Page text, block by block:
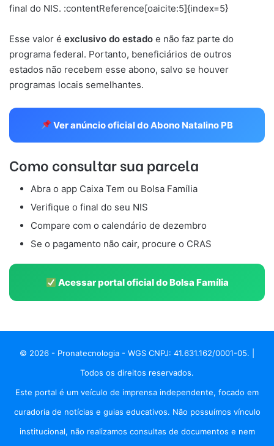
final do NIS. :contentReference[oaicite:5]{index=5}
Esse valor é exclusivo do estado e não faz parte do
programa federal. Portanto, beneficiários de outros
estados não recebem esse abono, salvo se houver
programas locais semelhantes.
Ver anúncio oficial do Abono Natalino PB
Como consultar sua parcela
Abra o app Caixa Tem ou Bolsa Família
Verifique o final do seu NIS
Compare com o calendário de dezembro
Se o pagamento não cair, procure o CRAS
Acessar portal oficial do Bolsa Família
© 2026 - Pronatecnologia - WGS CNPJ: 41.631.162/0001-05. |
Todos os direitos reservados.
Este portal é um veículo de imprensa independente, focado em
curadoria de notícias e guias educativos. Não possuímos vínculo
institucional, não realizamos consultas de documentos e nem